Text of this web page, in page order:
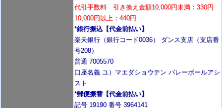
代引手数料 引き換え金額10,000円未満：330円
10,000円以上：440円
*銀行振込【代金前払い】
楽天銀行（銀行コード0036） ダンス支店（支店番
号208）
普通 7005570
口座名義 ユ）マエダショウテン バレーボールアシ
スト
*郵便振替【代金前払い】
記号 19190 番号 3964141